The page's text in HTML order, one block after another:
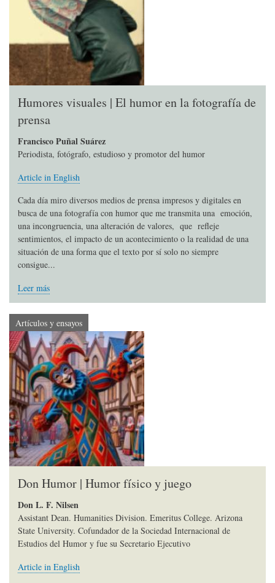
Humores visuales | El humor en la fotografía de
prensa
Francisco Puñal Suárez
Periodista, fotógrafo, estudioso y promotor del humor
Article in English
Cada día miro diversos medios de prensa impresos y digitales en
busca de una fotografía con humor que me transmita una emoción,
una incongruencia, una alteración de valores, que refleje
sentimientos, el impacto de un acontecimiento o la realidad de una
situación de una forma que el texto por sí solo no siempre
consigue...
Leer más
Artículos y ensayos
Don Humor | Humor físico y juego
Don L. F. Nilsen
Assistant Dean. Humanities Division. Emeritus College. Arizona
State University. Cofundador de la Sociedad Internacional de
Estudios del Humor y fue su Secretario Ejecutivo
Article in English